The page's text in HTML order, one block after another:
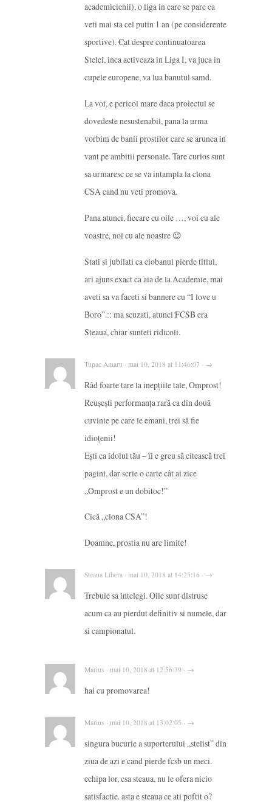
academicienii), o liga in care se pare ca
veti mai sta cel putin 1 an (pe considerente
sportive). Cat despre continuatoarea
Stelei, inca activeaza in Liga I, va juca in
cupele europene, va lua banutul samd.
La voi, e pericol mare daca proiectul se
dovedeste nesustenabil, pana la urma
vorbim de banii prostilor care se arunca in
vant pe ambitii personale. Tare curios sunt
sa urmaresc ce se va intampla la clona
CSA cand nu veti promova.
Pana atunci, fiecare cu oile …, voi cu ale
voastre, noi cu ale noastre 😉
Stati si jubilati ca ciobanul pierde titlul,
ari ajuns exact ca aia de la Academie, mai
aveti sa va faceti si bannere cu “I love u
Boro”.:: ma scuzati, atunci FCSB era
Steaua, chiar sunteti ridicoli.
Tupac Amaru · mai 10, 2018 at 11:46:07 · →
Râd foarte tare la inepțiile tale, Omprost!
Reușești performanța rară ca din două
cuvinte pe care le emani, trei să fie
idioțenii!
Ești ca idolul tău – îi e greu să citească trei
pagini, dar scrie o carte cât ai zice
„Omprost e un dobitoc!”
Cică „clona CSA”!
Doamne, prostia nu are limite!
Steaua Libera · mai 10, 2018 at 14:25:16 · →
Trebuie sa intelegi. Oile sunt distruse
acum ca au pierdut definitiv si numele, dar
si campionatul.
Marius · mai 10, 2018 at 12:56:39 · →
hai cu promovarea!
Marius · mai 10, 2018 at 13:02:05 · →
singura bucurie a suporterului „stelist” din
ziua de azi e cand pierde fcsb un meci.
echipa lor, csa steaua, nu le ofera nicio
satisfactie. asta e steaua ce ati poftit o?